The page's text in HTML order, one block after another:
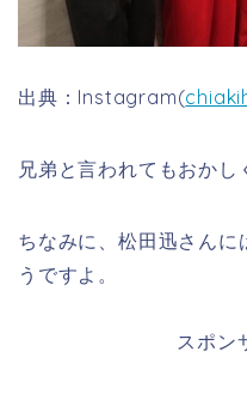
出典：Instagram(
兄弟と言われてもおかし
ちなみに、松田迅さんに
うですよ。
スポン